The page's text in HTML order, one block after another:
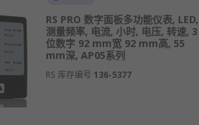
RS PRO 数字面板多功能仪表, LED,
测量频率, 电流, 小时, 电压, 转速, 3
位数字 92 mm宽 92 mm高, 55
mm深, AP05系列
RS 库存编号 136-5377